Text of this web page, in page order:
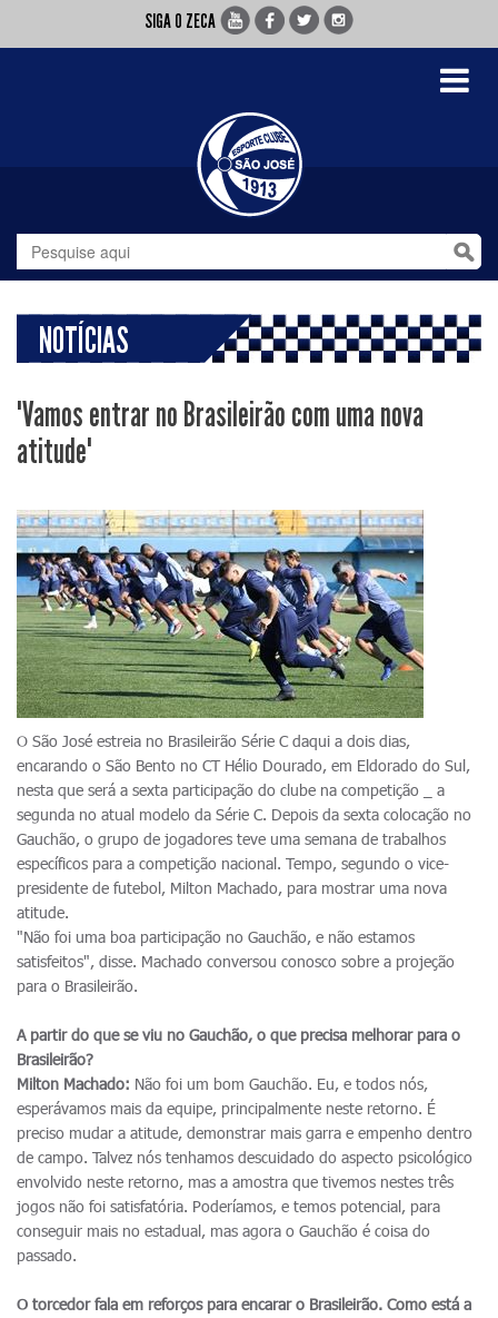
SIGA O ZECA
Toggle
NOTÍCIAS
"Vamos entrar no Brasileirão com uma nova
atitude"
O São José estreia no Brasileirão Série C daqui a dois dias,
encarando o São Bento no CT Hélio Dourado, em Eldorado do Sul,
nesta que será a sexta participação do clube na competição _ a
segunda no atual modelo da Série C. Depois da sexta colocação no
Gauchão, o grupo de jogadores teve uma semana de trabalhos
específicos para a competição nacional. Tempo, segundo o vice-
presidente de futebol, Milton Machado, para mostrar uma nova
atitude.
"Não foi uma boa participação no Gauchão, e não estamos
satisfeitos", disse. Machado conversou conosco sobre a projeção
para o Brasileirão.
A partir do que se viu no Gauchão, o que precisa melhorar para o
Brasileirão?
Milton Machado: Não foi um bom Gauchão. Eu, e todos nós,
esperávamos mais da equipe, principalmente neste retorno. É
preciso mudar a atitude, demonstrar mais garra e empenho dentro
de campo. Talvez nós tenhamos descuidado do aspecto psicológico
envolvido neste retorno, mas a amostra que tivemos nestes três
jogos não foi satisfatória. Poderíamos, e temos potencial, para
conseguir mais no estadual, mas agora o Gauchão é coisa do
passado.
O torcedor fala em reforços para encarar o Brasileirão. Como está a